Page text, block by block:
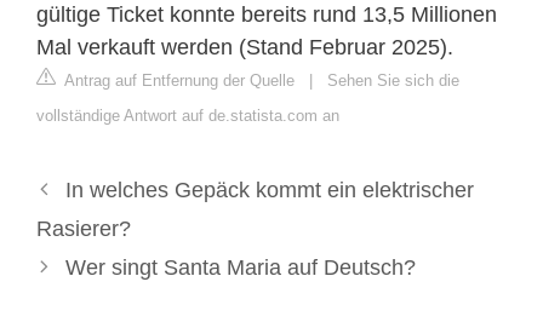
gültige Ticket konnte bereits rund 13,5 Millionen
Mal verkauft werden (Stand Februar 2025).
Antrag auf Entfernung der Quelle | Sehen Sie sich die
vollständige Antwort auf de.statista.com an
In welches Gepäck kommt ein elektrischer
Rasierer?
Wer singt Santa Maria auf Deutsch?